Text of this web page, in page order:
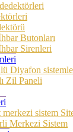
Butonları
Sirenleri
Diyafon
Zil Paneli
merkezi sistem
Merkezi Sistem